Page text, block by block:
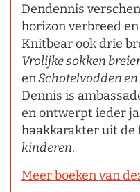
Dendennis
horizon verbreed
Knitbear ook drie
Vrolijke sokken
enSchotelvodden
Dennis is
en ontwerpt ieder
haakkarakter uit de
kinderen.
Meer boeken van